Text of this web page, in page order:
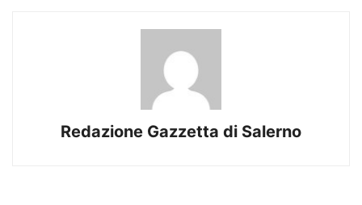
Redazione Gazzetta di Salerno